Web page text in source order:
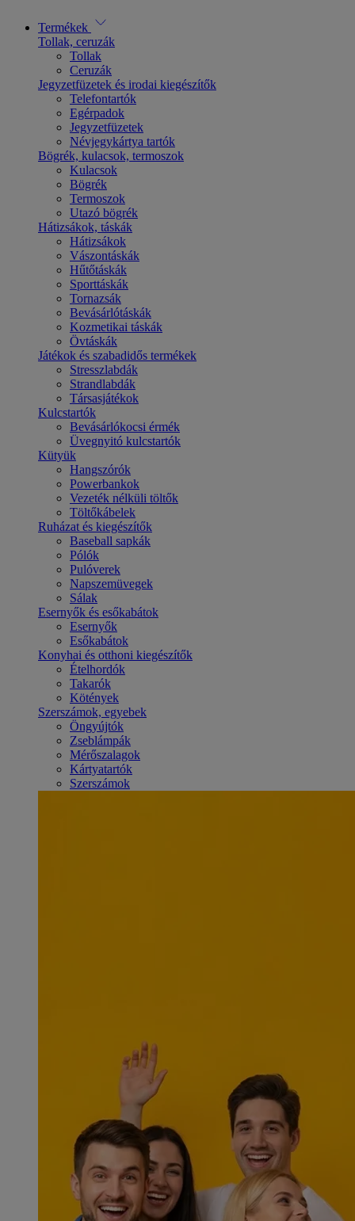
Termékek
Tollak, ceruzák
Tollak
Ceruzák
Jegyzetfüzetek és irodai kiegészítők
Telefontartók
Egérpadok
Jegyzetfüzetek
Névjegykártya tartók
Bögrék, kulacsok, termoszok
Kulacsok
Bögrék
Termoszok
Utazó bögrék
Hátizsákok, táskák
Hátizsákok
Vászontáskák
Hűtőtáskák
Sporttáskák
Tornazsák
Bevásárlótáskák
Kozmetikai táskák
Övtáskák
Játékok és szabadidős termékek
Stresszlabdák
Strandlabdák
Társasjátékok
Kulcstartók
Bevásárlókocsi érmék
Üvegnyitó kulcstartók
Kütyük
Hangszórók
Powerbankok
Vezeték nélküli töltők
Töltőkábelek
Ruházat és kiegészítők
Baseball sapkák
Pólók
Pulóverek
Napszemüvegek
Sálak
Esernyők és esőkabátok
Esernyők
Esőkabátok
Konyhai és otthoni kiegészítők
Ételhordók
Takarók
Kötények
Szerszámok, egyebek
Öngyújtók
Zseblámpák
Mérőszalagok
Kártyatartók
Szerszámok